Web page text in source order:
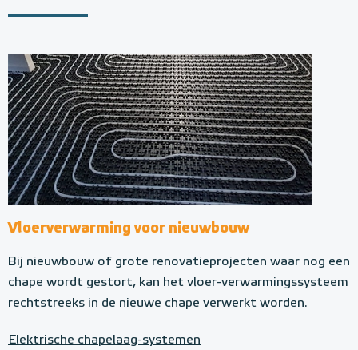
Vloerverwarming voor nieuwbouw
Bij nieuwbouw of grote renovatieprojecten waar nog een
chape wordt gestort, kan het vloer-verwarmingssysteem
rechtstreeks in de nieuwe chape verwerkt worden.
Elektrische chapelaag-systemen